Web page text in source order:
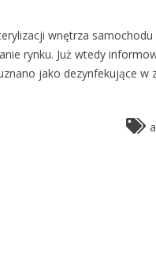
wnętrza
rynku. Już wtedy
jako dezynfekujące w